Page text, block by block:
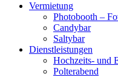
Vermietung
Photobooth –
Candybar
Saltybar
Dienstleistungen
Hochzeits- und
Polterabend